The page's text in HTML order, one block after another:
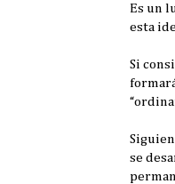
Es un
esta
Si
se